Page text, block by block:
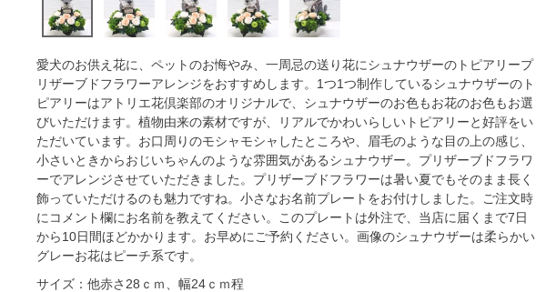
愛犬のお供え花に、ペットのお悔やみ、一周忌の送り花にシュナウザーのトピアリープ
リザーブドフラワーアレンジをおすすめします。1つ1つ制作しているシュナウザーのト
ピアリーはアトリエ花倶楽部のオリジナルで、シュナウザーのお色もお花のお色もお選
びいただけます。植物由来の素材ですが、リアルでかわいらしいトピアリーと好評をい
ただいています。お口周りのモシャモシャしたところや、眉毛のような目の上の感じ、
小さいときからおじいちゃんのような雰囲気があるシュナウザー。プリザーブドフラワ
ーでアレンジさせていただきました。プリザーブドフラワーは暑い夏でもそのまま長く
飾っていただけるのも魅力ですね。小さなお名前プレートをお付けしました。ご注文時
にコメント欄にお名前を教えてください。このプレートは外注で、当店に届くまで7日
から10日間ほどかかります。お早めにご予約ください。画像のシュナウザーは柔らかい
グレーお花はピーチ系です。
サイズ：他赤さ28ｃｍ、幅24ｃｍ程